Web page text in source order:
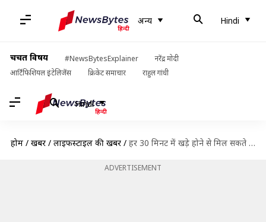
अन्य Hindi
चर्चित विषय #NewsBytesExplainer
नरेंद्र मोदी
आर्टिफिशियल इंटेलिजेंस
क्रिकेट समाचार राहुल गांधी
Hindi
होम / खबरें / लाइफस्टाइल की खबरें / हर 30 मिनट में खड़े होने से मिल सकते हैं ये स्वास्थ्य लाभ
ADVERTISEMENT